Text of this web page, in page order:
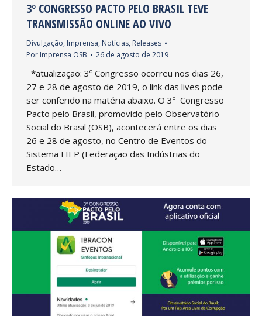
3º CONGRESSO PACTO PELO BRASIL TEVE
TRANSMISSÃO ONLINE AO VIVO
Divulgação, Imprensa, Notícias, Releases
Por Imprensa OSB 26 de agosto de 2019
*atualização: 3º Congresso ocorreu nos dias 26,
27 e 28 de agosto de 2019, o link das lives pode
ser conferido na matéria abaixo. O 3º Congresso
Pacto pelo Brasil, promovido pelo Observatório
Social do Brasil (OSB), acontecerá entre os dias
26 e 28 de agosto, no Centro de Eventos do
Sistema FIEP (Federação das Indústrias do
Estado…